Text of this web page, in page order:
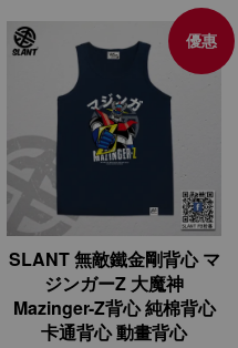
優惠
SLANT 無敵鐵金剛背心 マ
ジンガーZ 大魔神
Mazinger-Z背心 純棉背心
卡通背心 動畫背心